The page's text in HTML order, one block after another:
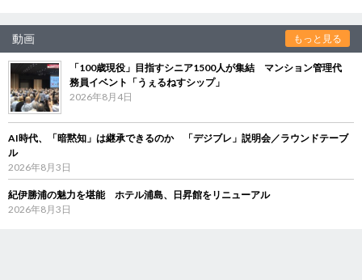
動画 もっと見る
「100歳現役」目指すシニア1500人が集結 マンション管理代
務員イベント「うぇるねすシップ」
2026年8月4日
AI時代、「暗黙知」は継承できるのか 「デジブレ」説明会／ラウンドテーブ
ル
2026年8月3日
紀伊勝浦の魅力を堪能 ホテル浦島、日昇館をリニューアル
2026年8月3日